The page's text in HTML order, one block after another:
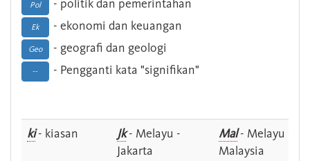
Pol - politik dan pemerintahan
Ek - ekonomi dan keuangan
Geo - geografi dan geologi
-- - Pengganti kata "signifikan"
ki- kiasan Jk- Melayu -
Jakarta
Mal- Melayu -
Malaysia